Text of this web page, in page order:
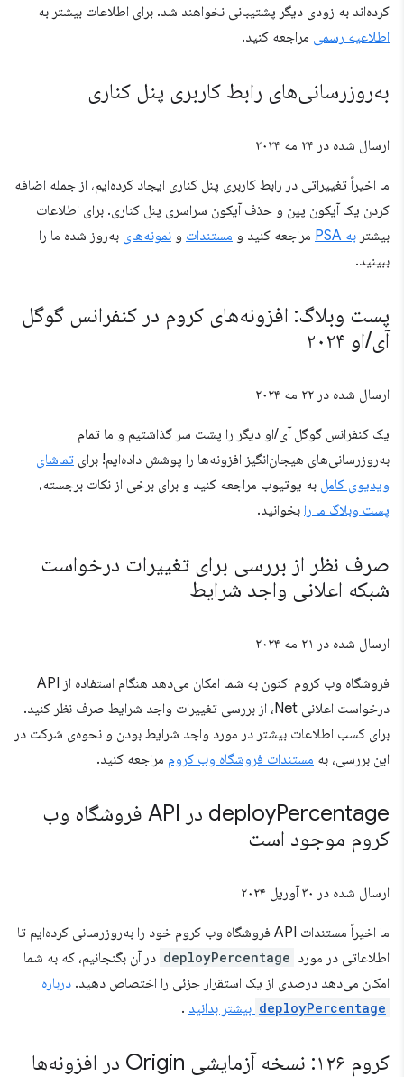
کرده‌اند به زودی دیگر پشتیبانی نخواهند شد. برای اطلاعات بیشتر به
اطلاعیه رسمی مراجعه کنید.
به‌روزرسانی‌های رابط کاربری پنل کناری
ارسال شده در۲۴ مه ۲۰۲۴
ما اخیراً تغییراتی در رابط کاربری پنل کناری ایجاد کرده‌ایم، از جمله اضافه
کردن یک آیکون پین و حذف آیکون سراسری پنل کناری. برای اطلاعات
بیشتر به PSA مراجعه کنید و مستنداتو نمونه‌هایبه‌روز شده ما را
ببینید.
پست وبلاگ: افزونه‌های کروم در کنفرانس گوگل
آی/او ۲۰۲۴
ارسال شده در۲۲ مه ۲۰۲۴
یک کنفرانس گوگل آی/او دیگر را پشت سر گذاشتیم و ما تمام
به‌روزرسانی‌های هیجان‌انگیز افزونه‌ها را پوشش داده‌ایم! برای تماشای
ویدیوی کامل به یوتیوب مراجعه کنید و برای برخی از نکات برجسته،
پست وبلاگ ما را بخوانید.
صرف نظر از بررسی برای تغییرات درخواست
شبکه اعلانی واجد شرایط
ارسال شده در۲۱ مه ۲۰۲۴
فروشگاه وب کروم اکنون به شما امکان می‌دهد هنگام استفاده از API
درخواست اعلانی Net، از بررسی تغییرات واجد شرایط صرف نظر کنید.
برای کسب اطلاعات بیشتر در مورد واجد شرایط بودن و نحوه‌ی شرکت در
این بررسی، به مستندات فروشگاه وب کروممراجعه کنید.
deploy
Percentage در API فروشگاه وب
کروم موجود است
ارسال شده در۳۰ آوریل ۲۰۲۴
ما اخیراً مستندات API فروشگاه وب کروم خود را به‌روزرسانی کرده‌ایم تا
اطلاعاتی در مورد deployPercentage
در آن بگنجانیم، که به شما
امکان می‌دهد درصدی از یک استقرار جزئی را اختصاص دهید. درباره
deployPercentage بیشتر بدانید.
کروم ۱۲۶: نسخه آزمایشی Origin در افزونه‌ها